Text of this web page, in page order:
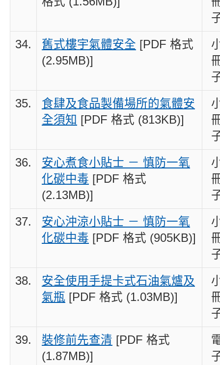
34. 舊式樓宇氣體安全 [PDF 格式
(2.95MB)]
35.
食肆及食品製備場所的氣體安
全須知 [PDF 格式 (813KB)]
36.
安心煮食小貼士 － 慎防一氧
化碳中毒 [PDF 格式
(2.13MB)]
37.
安心沖涼小貼士 － 慎防一氧
化碳中毒 [PDF 格式 (905KB)]
38.
安全使用手提卡式石油氣爐及
氣瓶 [PDF 格式 (1.03MB)]
39. 裝修前先查清 [PDF 格式
(1.87MB)]